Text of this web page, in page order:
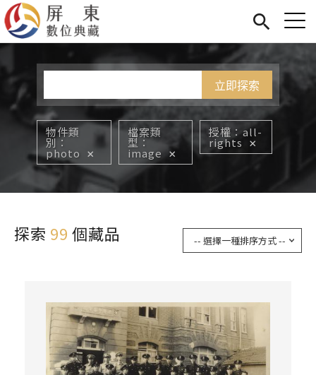
展覽
關於我們
Jump to Main content
您在這裡
物件類
別
photo
檔案類
型
image
授權 all-
rights
探索 99 個藏品